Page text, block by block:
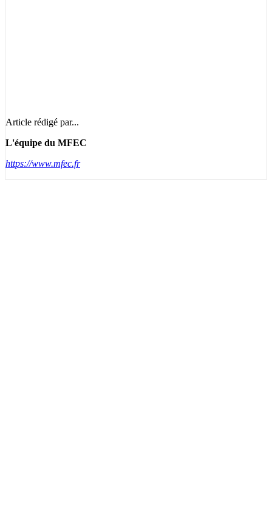
Article rédigé par...
L'équipe du MFEC
https://www.mfec.fr